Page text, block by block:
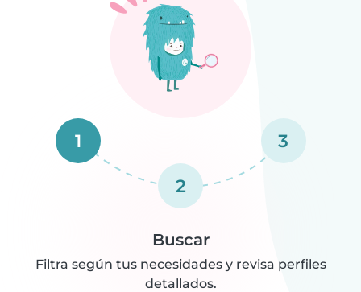
1
2
3
Buscar
Filtra según tus necesidades y revisa perfiles
detallados.